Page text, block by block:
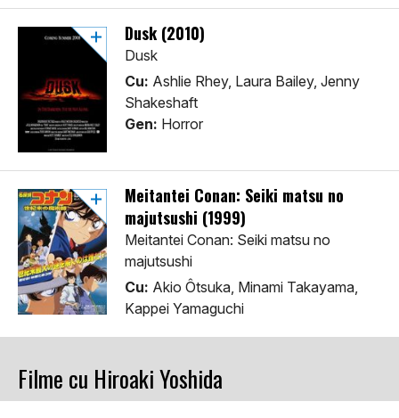
Dusk (2010)
Dusk
Cu: Ashlie Rhey, Laura Bailey, Jenny
Shakeshaft
Gen: Horror
Meitantei Conan: Seiki matsu no
majutsushi (1999)
Meitantei Conan: Seiki matsu no
majutsushi
Cu: Akio Ôtsuka, Minami Takayama,
Kappei Yamaguchi
Filme cu Hiroaki Yoshida